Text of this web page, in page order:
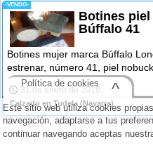
-VENDO-
Botines
Búffalo 41
Botines mujer marca Búffalo
estrenar, número 41, piel
31 de enero de 2018
Calzado en Tudela (Navarra)
Este sitio web utiliza cookies
navegación, adaptarse a tus
continuar navegando aceptas
Política de cookies ^